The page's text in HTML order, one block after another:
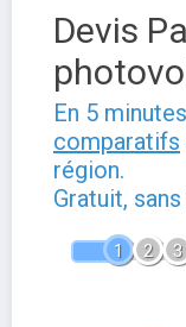
Devis
En 5
comparatifs
région.
Gratuit,
1 2 3